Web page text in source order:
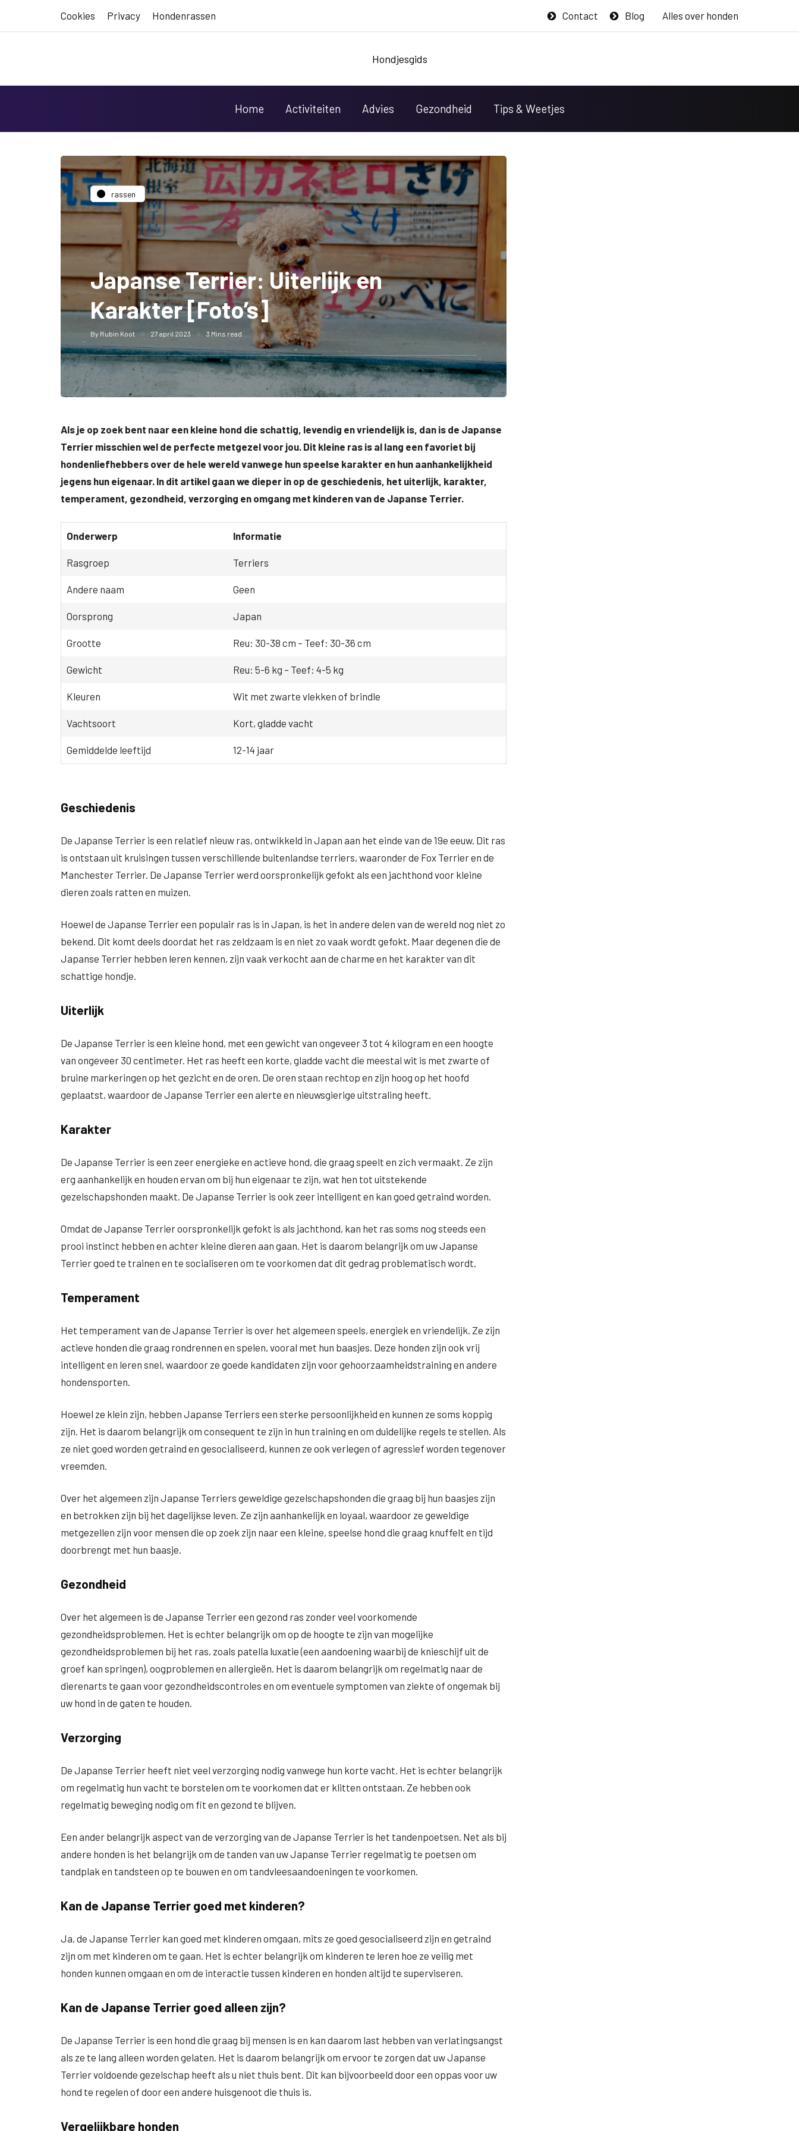
Cookies Privacy Hondenrassen Blog
Contact Alles over honden
Hondjesgids
Home Activiteiten Advies Gezondheid Tips & Weetjes
rassen
Japanse Terrier: Uiterlijk en
Karakter [Foto’s]
By Rubin Koot 27 april 2023 3 Mins read
Als je op zoek bent naar een kleine hond die schattig, levendig en vriendelijk is, dan is de Japanse
Terrier misschien wel de perfecte metgezel voor jou. Dit kleine ras is al lang een favoriet bij
hondenliefhebbers over de hele wereld vanwege hun speelse karakter en hun aanhankelijkheid
jegens hun eigenaar. In dit artikel gaan we dieper in op de geschiedenis, het uiterlijk, karakter,
temperament, gezondheid, verzorging en omgang met kinderen van de Japanse Terrier.
Onderwerp Informatie
Rasgroep Terriers
Andere naam Geen
Oorsprong Japan
Grootte Reu: 30-38 cm – Teef: 30-36 cm
Gewicht Reu: 5-6 kg – Teef: 4-5 kg
Kleuren Wit met zwarte vlekken of brindle
Vachtsoort Kort, gladde vacht
Gemiddelde leeftijd 12-14 jaar
Geschiedenis
De Japanse Terrier is een relatief nieuw ras, ontwikkeld in Japan aan het einde van de 19e eeuw. Dit ras
is ontstaan uit kruisingen tussen verschillende buitenlandse terriers, waaronder de Fox Terrier en de
Manchester Terrier. De Japanse Terrier werd oorspronkelijk gefokt als een jachthond voor kleine
dieren zoals ratten en muizen.
Hoewel de Japanse Terrier een populair ras is in Japan, is het in andere delen van de wereld nog niet zo
bekend. Dit komt deels doordat het ras zeldzaam is en niet zo vaak wordt gefokt. Maar degenen die de
Japanse Terrier hebben leren kennen, zijn vaak verkocht aan de charme en het karakter van dit
schattige hondje.
Uiterlijk
De Japanse Terrier is een kleine hond, met een gewicht van ongeveer 3 tot 4 kilogram en een hoogte
van ongeveer 30 centimeter. Het ras heeft een korte, gladde vacht die meestal wit is met zwarte of
bruine markeringen op het gezicht en de oren. De oren staan rechtop en zijn hoog op het hoofd
geplaatst, waardoor de Japanse Terrier een alerte en nieuwsgierige uitstraling heeft.
Karakter
De Japanse Terrier is een zeer energieke en actieve hond, die graag speelt en zich vermaakt. Ze zijn
erg aanhankelijk en houden ervan om bij hun eigenaar te zijn, wat hen tot uitstekende
gezelschapshonden maakt. De Japanse Terrier is ook zeer intelligent en kan goed getraind worden.
Omdat de Japanse Terrier oorspronkelijk gefokt is als jachthond, kan het ras soms nog steeds een
prooi instinct hebben en achter kleine dieren aan gaan. Het is daarom belangrijk om uw Japanse
Terrier goed te trainen en te socialiseren om te voorkomen dat dit gedrag problematisch wordt.
Temperament
Het temperament van de Japanse Terrier is over het algemeen speels, energiek en vriendelijk. Ze zijn
actieve honden die graag rondrennen en spelen, vooral met hun baasjes. Deze honden zijn ook vrij
intelligent en leren snel, waardoor ze goede kandidaten zijn voor gehoorzaamheidstraining en andere
hondensporten.
Hoewel ze klein zijn, hebben Japanse Terriers een sterke persoonlijkheid en kunnen ze soms koppig
zijn. Het is daarom belangrijk om consequent te zijn in hun training en om duidelijke regels te stellen. Als
ze niet goed worden getraind en gesocialiseerd, kunnen ze ook verlegen of agressief worden tegenover
vreemden.
Over het algemeen zijn Japanse Terriers geweldige gezelschapshonden die graag bij hun baasjes zijn
en betrokken zijn bij het dagelijkse leven. Ze zijn aanhankelijk en loyaal, waardoor ze geweldige
metgezellen zijn voor mensen die op zoek zijn naar een kleine, speelse hond die graag knuffelt en tijd
doorbrengt met hun baasje.
Gezondheid
Over het algemeen is de Japanse Terrier een gezond ras zonder veel voorkomende
gezondheidsproblemen. Het is echter belangrijk om op de hoogte te zijn van mogelijke
gezondheidsproblemen bij het ras, zoals patella luxatie (een aandoening waarbij de knieschijf uit de
groef kan springen), oogproblemen en allergieën. Het is daarom belangrijk om regelmatig naar de
dierenarts te gaan voor gezondheidscontroles en om eventuele symptomen van ziekte of ongemak bij
uw hond in de gaten te houden.
Verzorging
De Japanse Terrier heeft niet veel verzorging nodig vanwege hun korte vacht. Het is echter belangrijk
om regelmatig hun vacht te borstelen om te voorkomen dat er klitten ontstaan. Ze hebben ook
regelmatig beweging nodig om fit en gezond te blijven.
Een ander belangrijk aspect van de verzorging van de Japanse Terrier is het tandenpoetsen. Net als bij
andere honden is het belangrijk om de tanden van uw Japanse Terrier regelmatig te poetsen om
tandplak en tandsteen op te bouwen en om tandvleesaandoeningen te voorkomen.
Kan de Japanse Terrier goed met kinderen?
Ja, de Japanse Terrier kan goed met kinderen omgaan, mits ze goed gesocialiseerd zijn en getraind
zijn om met kinderen om te gaan. Het is echter belangrijk om kinderen te leren hoe ze veilig met
honden kunnen omgaan en om de interactie tussen kinderen en honden altijd te superviseren.
Kan de Japanse Terrier goed alleen zijn?
De Japanse Terrier is een hond die graag bij mensen is en kan daarom last hebben van verlatingsangst
als ze te lang alleen worden gelaten. Het is daarom belangrijk om ervoor te zorgen dat uw Japanse
Terrier voldoende gezelschap heeft als u niet thuis bent. Dit kan bijvoorbeeld door een oppas voor uw
hond te regelen of door een andere huisgenoot die thuis is.
Vergelijkbare honden